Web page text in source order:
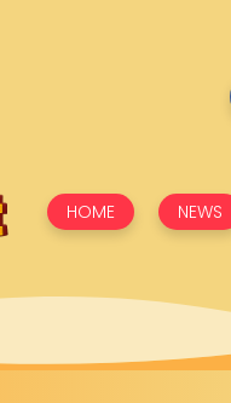
HOME NEWS